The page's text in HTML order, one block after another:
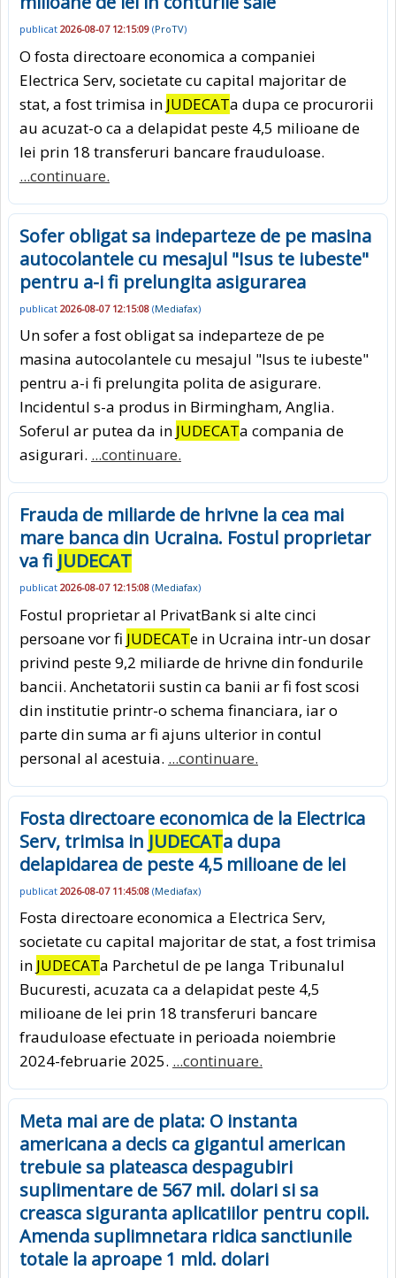
publicat 2026-08-07 12:15:09 (ProTV)
O fosta directoare economica a companiei
Electrica Serv, societate cu capital majoritar de
stat, a fost trimisa in JUDECATa dupa ce procurorii
au acuzat-o ca a delapidat peste 4,5 milioane de
lei prin 18 transferuri bancare frauduloase.
...continuare.
Sofer obligat sa indeparteze de pe masina
autocolantele cu mesajul "Isus te iubeste"
pentru a-i fi prelungita asigurarea
publicat 2026-08-07 12:15:08 (Mediafax)
Un sofer a fost obligat sa indeparteze de pe
masina autocolantele cu mesajul "Isus te iubeste"
pentru a-i fi prelungita polita de asigurare.
Incidentul s-a produs in Birmingham, Anglia.
Soferul ar putea da in JUDECATa compania de
asigurari. ...continuare.
Frauda de miliarde de hrivne la cea mai
mare banca din Ucraina. Fostul proprietar
va fi JUDECAT
publicat 2026-08-07 12:15:08 (Mediafax)
Fostul proprietar al PrivatBank si alte cinci
persoane vor fi JUDECATe in Ucraina intr-un dosar
privind peste 9,2 miliarde de hrivne din fondurile
bancii. Anchetatorii sustin ca banii ar fi fost scosi
din institutie printr-o schema financiara, iar o
parte din suma ar fi ajuns ulterior in contul
personal al acestuia. ...continuare.
Fosta directoare economica de la Electrica
Serv, trimisa in JUDECATa dupa
delapidarea de peste 4,5 milioane de lei
publicat 2026-08-07 11:45:08 (Mediafax)
Fosta directoare economica a Electrica Serv,
societate cu capital majoritar de stat, a fost trimisa
in JUDECATa Parchetul de pe langa Tribunalul
Bucuresti, acuzata ca a delapidat peste 4,5
milioane de lei prin 18 transferuri bancare
frauduloase efectuate in perioada noiembrie
2024-februarie 2025. ...continuare.
Meta mai are de plata: O instanta
americana a decis ca gigantul american
trebuie sa plateasca despagubiri
suplimentare de 567 mil. dolari si sa
creasca siguranta aplicatiilor pentru copii.
Amenda suplimnetara ridica sanctiunile
totale la aproape 1 mld. dolari